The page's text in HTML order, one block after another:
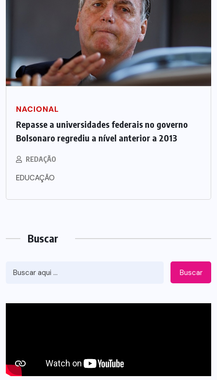
NACIONAL
Repasse a universidades federais no governo
Bolsonaro regrediu a nível anterior a 2013
REDAÇÃO
EDUCAÇÃO
Buscar
Buscar